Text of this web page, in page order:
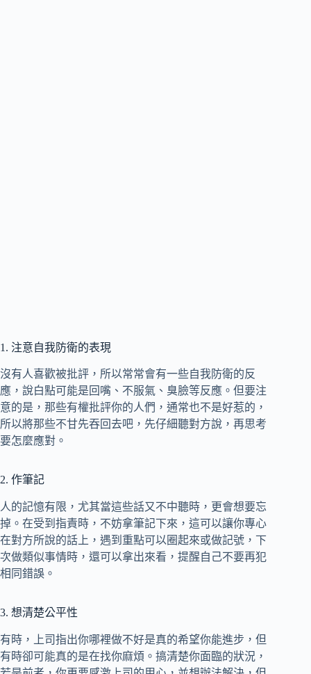
1. 注意自我防衛的表現
沒有人喜歡被批評，所以常常會有一些自我防衛的反
應，說白點可能是回嘴、不服氣、臭臉等反應。但要注
意的是，那些有權批評你的人們，通常也不是好惹的，
所以將那些不甘先吞回去吧，先仔細聽對方說，再思考
要怎麼應對。
2. 作筆記
人的記憶有限，尤其當這些話又不中聽時，更會想要忘
掉。在受到指責時，不妨拿筆記下來，這可以讓你專心
在對方所說的話上，遇到重點可以圈起來或做記號，下
次做類似事情時，還可以拿出來看，提醒自己不要再犯
相同錯誤。
3. 想清楚公平性
有時，上司指出你哪裡做不好是真的希望你能進步，但
有時卻可能真的是在找你麻煩。搞清楚你面臨的狀況，